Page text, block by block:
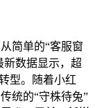
简单的“客服窗
新数据显示，超
型。随着小红
统的“守株待兔”